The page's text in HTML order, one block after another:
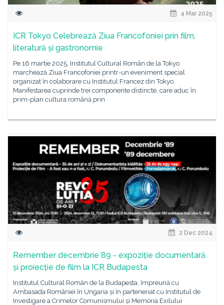
4 Mar 2025
ICR Tokyo Celebrează Ziua Francofoniei prin film,
literatură și gastronomie
Pe 16 martie 2025, Institutul Cultural Român de la Tokyo
marchează Ziua Francofoniei printr-un eveniment special
organizat în colaborare cu Institutul Francez din Tokyo.
Manifestarea cuprinde trei componente distincte, care aduc în
prim-plan cultura română prin
2 Dec 2024
Remember decembrie`89 - expoziție documentară
și proiecție de film la ICR Budapesta
Institutul Cultural Român de la Budapesta, împreună cu
Ambasada României în Ungaria și în parteneriat cu Institutul de
Investigare a Crimelor Comunismului și Memoria Exilului